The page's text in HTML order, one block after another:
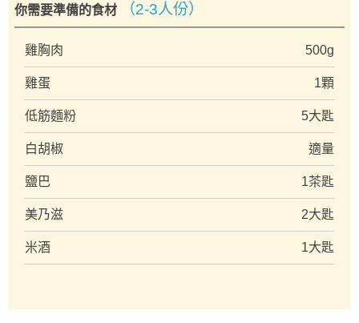
你需要準備的食材 （2-3人份）
雞胸肉 500g
雞蛋 1顆
低筋麵粉 5大匙
白胡椒 適量
鹽巴 1茶匙
美乃滋 2大匙
米酒 1大匙